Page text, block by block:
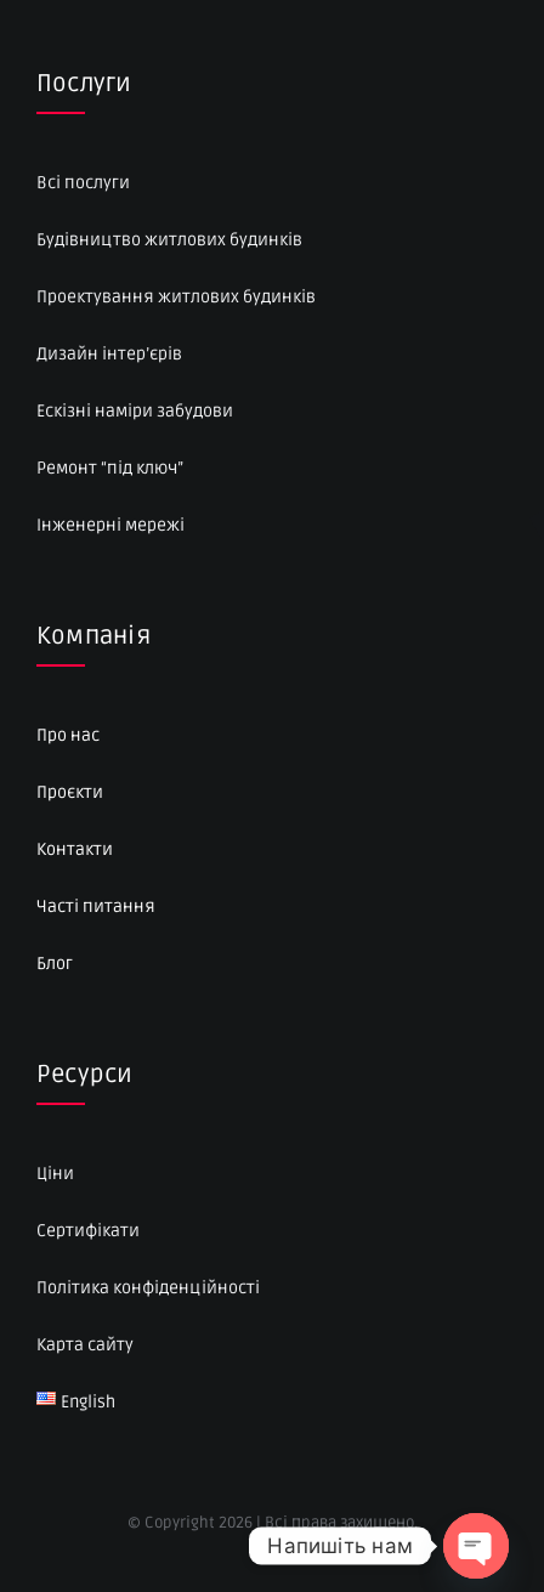
Послуги
Всі послуги
Будівництво житлових будинків
Проектування житлових будинків
Дизайн інтер’єрів
Ескізні наміри забудови
Ремонт “під ключ”
Інженерні мережі
Компанія
Про нас
Проєкти
Контакти
Часті питання
Блог
Ресурси
Ціни
Сертифікати
Політика конфіденційності
Карта сайту
English
© Copyright 2026 | Всі права захищено.
Напишіть нам